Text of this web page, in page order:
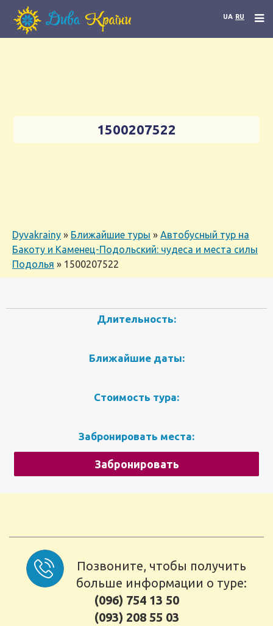
UA RU
1500207522
Dyvakrainy » Ближайшие туры » Автобусный тур на
Бакоту и Каменец-Подольский: чудеса и места силы
Подолья » 1500207522
Длительность:
Ближайшие даты:
Стоимость тура:
Забронировать места:
Забронировать
Позвоните, чтобы получить
больше информации о туре:
(096) 754 13 50
(093) 208 55 03